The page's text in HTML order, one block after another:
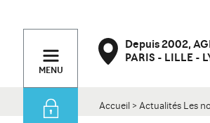
Depuis 2002,
PARIS
LILLE
MENU
34 rue
75015
47 bd de Courcelles
75008 Paris
Accueil > Actualités Les